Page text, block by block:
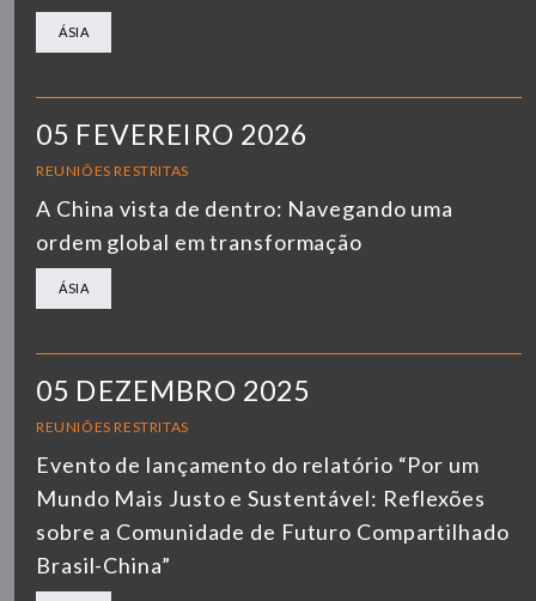
ÁSIA
05 FEVEREIRO 2026
REUNIÕES RESTRITAS
A China vista de dentro: Navegando uma
ordem global em transformação
ÁSIA
05 DEZEMBRO 2025
REUNIÕES RESTRITAS
Evento de lançamento do relatório “Por um
Mundo Mais Justo e Sustentável: Reflexões
sobre a Comunidade de Futuro Compartilhado
Brasil-China”